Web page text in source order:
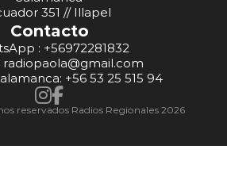
351 // Illapel
Contacto
: +56972281832
radiopaola@gmail.com
+56 53 25 515 94
reservados Radios Regionales 2026